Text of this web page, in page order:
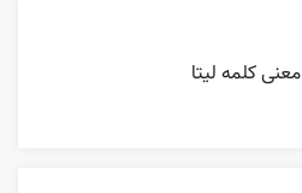
معنی کلمه لیتا